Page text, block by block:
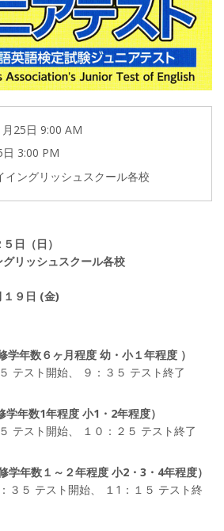
25日 9:00 AM
3:00 PM
イングリッシュスクール各校
日（日）
リッシュスクール各校
１９日 (金)
年数６ヶ月程度 幼・小１年程度 ）
テスト開始、 ９：３５ テスト終了
年数1年程度 小1・2年程度）
テスト開始、 １０：２５ テスト終了
年数１～２年程度 小2・3・4年程度）
３５ テスト開始、 １1：１５ テスト終